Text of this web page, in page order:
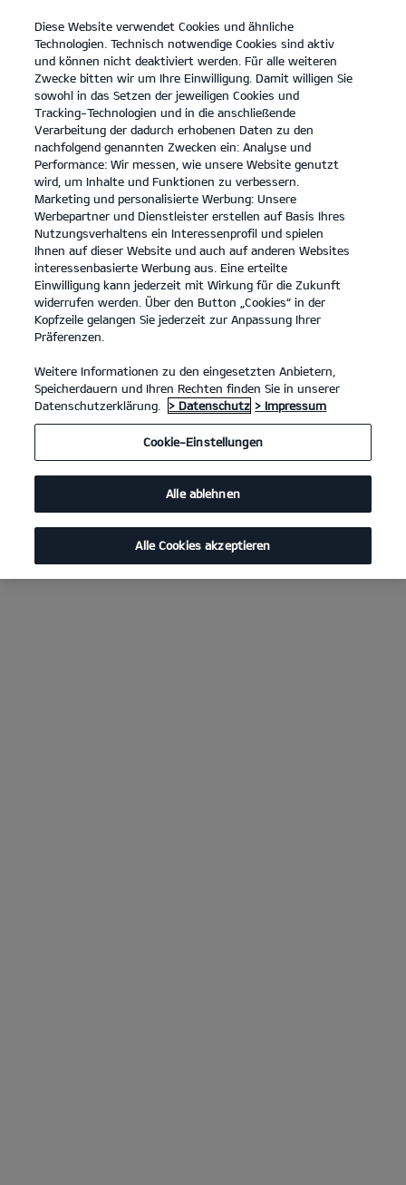
open
menu
KONTAKT
Der Kia EV2 Probefahrt / Angebot
Konfigurator
... ... DER KIA EV2
Diese Website verwendet Cookies und ähnliche
Technologien. Technisch notwendige Cookies sind aktiv
und können nicht deaktiviert werden. Für alle weiteren
Zwecke bitten wir um Ihre Einwilligung. Damit willigen Sie
sowohl in das Setzen der jeweiligen Cookies und
Tracking-Technologien und in die anschließende
Verarbeitung der dadurch erhobenen Daten zu den
nachfolgend genannten Zwecken ein: Analyse und
Performance: Wir messen, wie unsere Website genutzt
wird, um Inhalte und Funktionen zu verbessern.
Marketing und personalisierte Werbung: Unsere
Werbepartner und Dienstleister erstellen auf Basis Ihres
Nutzungsverhaltens ein Interessenprofil und spielen
Ihnen auf dieser Website und auch auf anderen Websites
interessenbasierte Werbung aus. Eine erteilte
Einwilligung kann jederzeit mit Wirkung für die Zukunft
widerrufen werden. Über den Button „Cookies“ in der
Kopfzeile gelangen Sie jederzeit zur Anpassung Ihrer
Präferenzen.
Weitere Informationen zu den eingesetzten Anbietern,
Speicherdauern und Ihren Rechten finden Sie in unserer
Datenschutzerklärung.
> Datenschutz > Impressum
Cookie-Einstellungen
Alle ablehnen
Alle Cookies akzeptieren